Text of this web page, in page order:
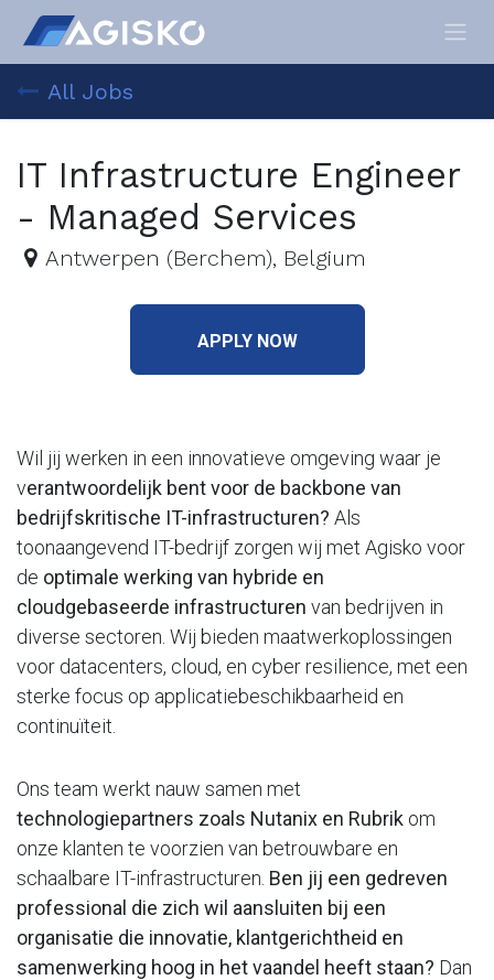
Skip to Content
All Jobs
IT Infrastructure Engineer
- Managed Services
Antwerpen (Berchem), Belgium
APPLY NOW
Wil jij werken in een innovatieve omgeving waar je
verantwoordelijk bent voor de backbone van
bedrijfskritische IT-infrastructuren? Als
toonaangevend IT-bedrijf zorgen wij met Agisko voor
de optimale werking van hybride en
cloudgebaseerde infrastructuren van bedrijven in
diverse sectoren. Wij bieden maatwerkoplossingen
voor datacenters, cloud, en cyber resilience, met een
sterke focus op applicatiebeschikbaarheid en
continuïteit.
Ons team werkt nauw samen met
technologiepartners zoals Nutanix en Rubrik om
onze klanten te voorzien van betrouwbare en
schaalbare IT-infrastructuren. Ben jij een gedreven
professional die zich wil aansluiten bij een
organisatie die innovatie, klantgerichtheid en
samenwerking hoog in het vaandel heeft staan? Dan